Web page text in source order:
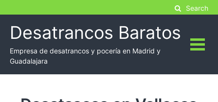
content
Search
Desatrancos Baratos
Empresa de desatrancos y pocería en Madrid y
Guadalajara